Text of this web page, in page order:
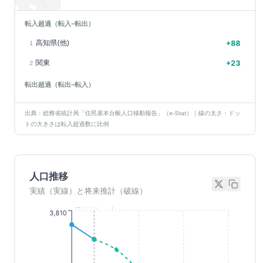
転入超過（転入−転出）
1 高知県(他) +88
2 関東 +23
転出超過（転出−転入）
出典：総務省統計局「住民基本台帳人口移動報告」（e-Stat）｜線の太さ・ドッ
トの大きさは転入超過数に比例
人口推移
実績（実線）と将来推計（破線）
3,810